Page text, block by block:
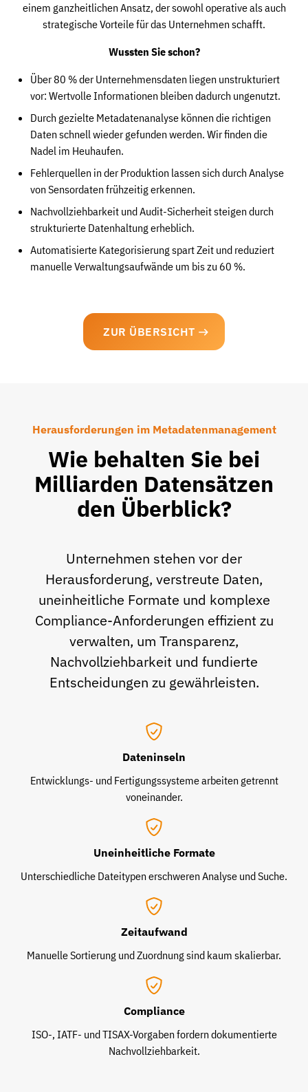
einem ganzheitlichen Ansatz, der sowohl operative als auch
strategische Vorteile für das Unternehmen schafft.
Wussten Sie schon?
Über 80 % der Unternehmensdaten liegen unstrukturiert
vor: Wertvolle Informationen bleiben dadurch ungenutzt.
Durch gezielte Metadatenanalyse können die richtigen
Daten schnell wieder gefunden werden. Wir finden die
Nadel im Heuhaufen.
Fehlerquellen in der Produktion lassen sich durch Analyse
von Sensordaten frühzeitig erkennen.
Nachvollziehbarkeit und Audit-Sicherheit steigen durch
strukturierte Datenhaltung erheblich.
Automatisierte Kategorisierung spart Zeit und reduziert
manuelle Verwaltungsaufwände um bis zu 60 %.
ZUR ÜBERSICHT
Herausforderungen im Metadatenmanagement
Wie behalten Sie bei
Milliarden Datensätzen
den Überblick?
Unternehmen stehen vor der
Herausforderung, verstreute Daten,
uneinheitliche Formate und komplexe
Compliance-Anforderungen effizient zu
verwalten, um Transparenz,
Nachvollziehbarkeit und fundierte
Entscheidungen zu gewährleisten.
Dateninseln
Entwicklungs- und Fertigungssysteme arbeiten getrennt
voneinander.
Uneinheitliche Formate
Unterschiedliche Dateitypen erschweren Analyse und Suche.
Zeitaufwand
Manuelle Sortierung und Zuordnung sind kaum skalierbar.
Compliance
ISO-, IATF- und TISAX-Vorgaben fordern dokumentierte
Nachvollziehbarkeit.